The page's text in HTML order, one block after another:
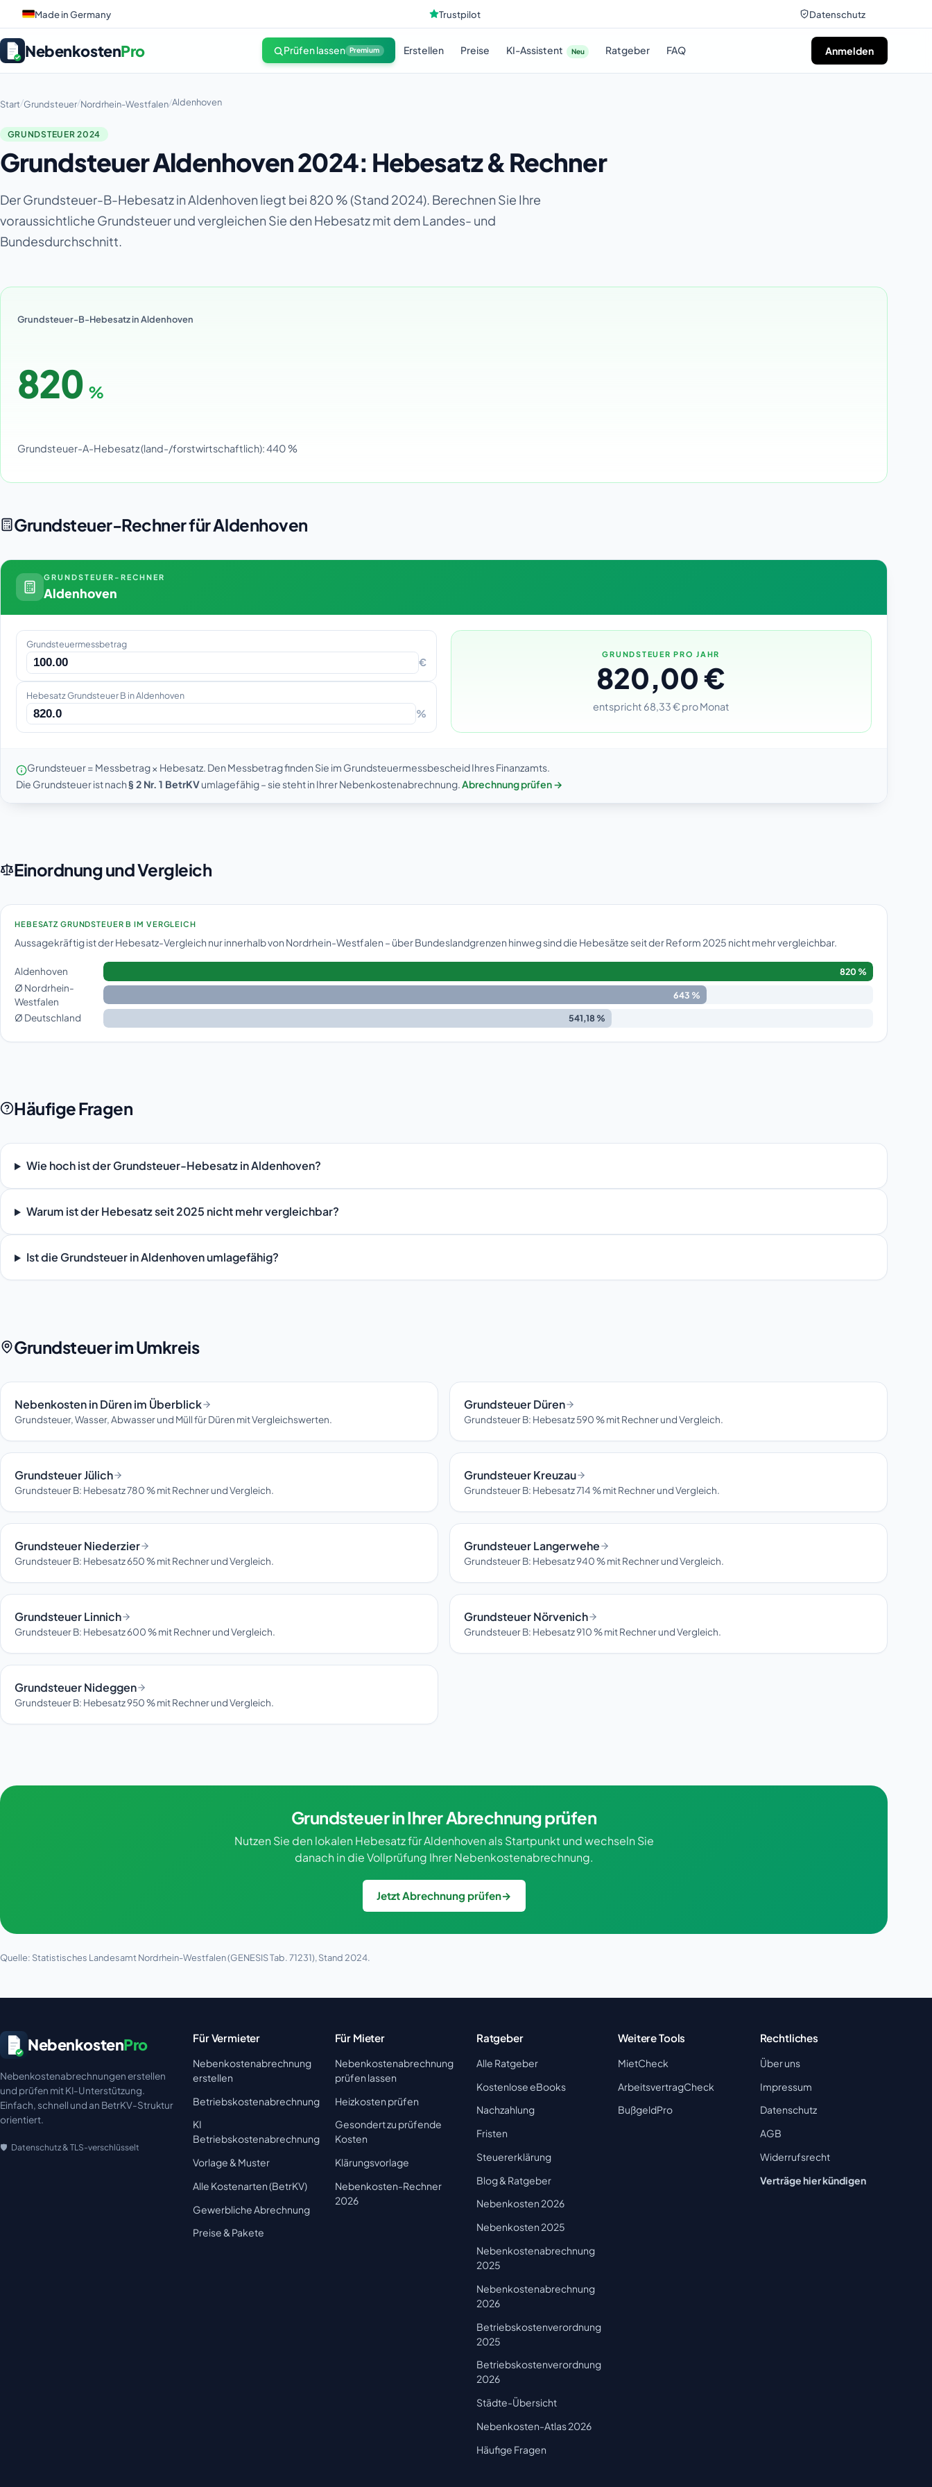
Made in Germany Trustpilot Datenschutz
NebenkostenPro Prüfen lassen Premium Erstellen Preise KI-Assistent Neu Ratgeber FAQ Anmelden
Start/Grundsteuer/Nordrhein-Westfalen/Aldenhoven
GRUNDSTEUER 2024
Grundsteuer Aldenhoven 2024: Hebesatz & Rechner
Der Grundsteuer-B-Hebesatz in Aldenhoven liegt bei 820 % (Stand 2024). Berechnen Sie Ihre
voraussichtliche Grundsteuer und vergleichen Sie den Hebesatz mit dem Landes- und
Bundesdurchschnitt.
Grundsteuer-B-Hebesatz in Aldenhoven
820 %
Grundsteuer-A-Hebesatz (land-/forstwirtschaftlich): 440 %
Grundsteuer-Rechner für Aldenhoven
GRUNDSTEUER-RECHNER
Aldenhoven
Grundsteuermessbetrag
€
Hebesatz Grundsteuer B in Aldenhoven
%
GRUNDSTEUER PRO JAHR
820,00 €
entspricht 68,33 € pro Monat
Grundsteuer = Messbetrag × Hebesatz. Den Messbetrag finden Sie im Grundsteuermessbescheid Ihres Finanzamts.
Die Grundsteuer ist nach§ 2 Nr. 1 BetrKVumlagefähig – sie steht in Ihrer Nebenkostenabrechnung.Abrechnung prüfen →
Einordnung und Vergleich
HEBESATZ GRUNDSTEUER B IM VERGLEICH
Aussagekräftig ist der Hebesatz-Vergleich nur innerhalb von Nordrhein-Westfalen – über Bundeslandgrenzen hinweg sind die Hebesätze seit der Reform 2025 nicht mehr vergleichbar.
Aldenhoven 820 %
Ø Nordrhein-
Westfalen
643 %
Ø Deutschland 541,18 %
Häufige Fragen
Wie hoch ist der Grundsteuer-Hebesatz in Aldenhoven?
Warum ist der Hebesatz seit 2025 nicht mehr vergleichbar?
Ist die Grundsteuer in Aldenhoven umlagefähig?
Grundsteuer im Umkreis
Nebenkosten in Düren im Überblick
Grundsteuer, Wasser, Abwasser und Müll für Düren mit Vergleichswerten.
Grundsteuer Düren
Grundsteuer B: Hebesatz 590 % mit Rechner und Vergleich.
Grundsteuer Jülich
Grundsteuer B: Hebesatz 780 % mit Rechner und Vergleich.
Grundsteuer Kreuzau
Grundsteuer B: Hebesatz 714 % mit Rechner und Vergleich.
Grundsteuer Niederzier
Grundsteuer B: Hebesatz 650 % mit Rechner und Vergleich.
Grundsteuer Langerwehe
Grundsteuer B: Hebesatz 940 % mit Rechner und Vergleich.
Grundsteuer Linnich
Grundsteuer B: Hebesatz 600 % mit Rechner und Vergleich.
Grundsteuer Nörvenich
Grundsteuer B: Hebesatz 910 % mit Rechner und Vergleich.
Grundsteuer Nideggen
Grundsteuer B: Hebesatz 950 % mit Rechner und Vergleich.
Grundsteuer in Ihrer Abrechnung prüfen
Nutzen Sie den lokalen Hebesatz für Aldenhoven als Startpunkt und wechseln Sie
danach in die Vollprüfung Ihrer Nebenkostenabrechnung.
Jetzt Abrechnung prüfen→
Quelle: Statistisches Landesamt Nordrhein-Westfalen (GENESIS Tab. 71231), Stand 2024.
NebenkostenPro
Nebenkostenabrechnungen erstellen
und prüfen mit KI-Unterstützung.
Einfach, schnell und an BetrKV-Struktur
orientiert.
Datenschutz & TLS-verschlüsselt
Für Vermieter
Nebenkostenabrechnung
erstellen
Betriebskostenabrechnung
KI
Betriebskostenabrechnung
Vorlage & Muster
Alle Kostenarten (BetrKV)
Gewerbliche Abrechnung
Preise & Pakete
Für Mieter
Nebenkostenabrechnung
prüfen lassen
Heizkosten prüfen
Gesondert zu prüfende
Kosten
Klärungsvorlage
Nebenkosten-Rechner
2026
Ratgeber
Alle Ratgeber
Kostenlose eBooks
Nachzahlung
Fristen
Steuererklärung
Blog & Ratgeber
Nebenkosten 2026
Nebenkosten 2025
Nebenkostenabrechnung
2025
Nebenkostenabrechnung
2026
Betriebskostenverordnung
2025
Betriebskostenverordnung
2026
Städte-Übersicht
Nebenkosten-Atlas 2026
Häufige Fragen
Weitere Tools
MietCheck
ArbeitsvertragCheck
BußgeldPro
Rechtliches
Über uns
Impressum
Datenschutz
AGB
Widerrufsrecht
Verträge hier kündigen